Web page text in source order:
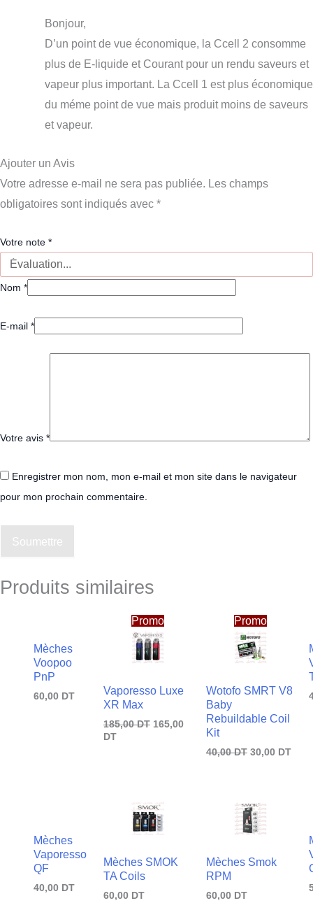
Bonjour,
D’un point de vue économique, la Ccell 2 consomme
plus de E-liquide et Courant pour un rendu saveurs et
vapeur plus important. La Ccell 1 est plus économique
du méme point de vue mais produit moins de saveurs
et vapeur.
Ajouter un Avis
Votre adresse e-mail ne sera pas publiée. Les champs
obligatoires sont indiqués avec *
Votre note *
Nom *
E-mail *
Votre avis *
Enregistrer mon nom, mon e-mail et mon site dans le navigateur
pour mon prochain commentaire.
Soumettre
Produits similaires
Mèches
Voopoo
PnP
60,00 DT
Promo
Vaporesso Luxe
XR Max
185,00DT
prix
initial
était :
185,00
165,00
DT
prix
actuel
est :
165,00
Promo
Wotofo SMRT V8
Baby
Rebuildable Coil
Kit
40,00DT
prix
initial
était :
40,00
30,00 DT
est :
Mèches
Vaporesso
QF
40,00 DT
Mèches SMOK
TA Coils
60,00 DT
Mèches Smok
RPM
60,00 DT